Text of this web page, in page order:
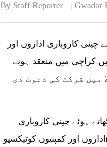
By Staff Reporter   | Gwadar
کراچی میں منعقد ہونے
والی چوتھی بین الاقوامی ٹیکسٹائل نمائش (ٹیکسپو) 2023 میں شرکت کی دعوت دی
ہوئے چینی کاروباری
اداروں اور کمپنیوں کوٹیکسپو(TEXPO)میں آنے اور ہمارے ساتھ شامل ہونے کی